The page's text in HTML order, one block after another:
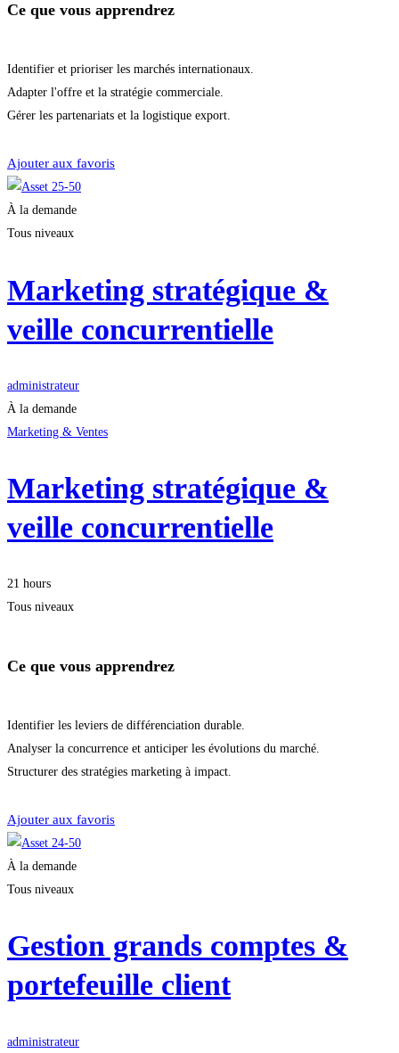
Ce que vous apprendrez
Identifier et prioriser les marchés internationaux.
Adapter l'offre et la stratégie commerciale.
Gérer les partenariats et la logistique export.
Ajouter aux favoris
À la demande
Tous niveaux
Marketing stratégique &
veille concurrentielle
administrateur
À la demande
Marketing & Ventes
Marketing stratégique &
veille concurrentielle
21 hours
Tous niveaux
Ce que vous apprendrez
Identifier les leviers de différenciation durable.
Analyser la concurrence et anticiper les évolutions du marché.
Structurer des stratégies marketing à impact.
Ajouter aux favoris
À la demande
Tous niveaux
Gestion grands comptes &
portefeuille client
administrateur